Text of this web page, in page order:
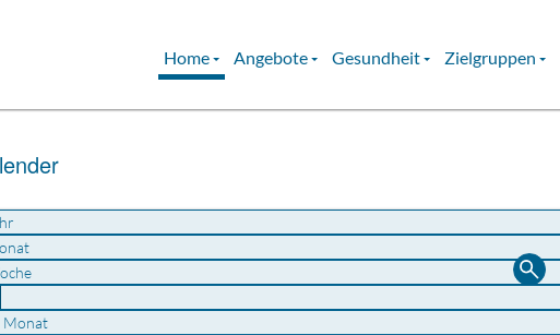
Home Angebote Gesundheit Zielgruppen
Monat